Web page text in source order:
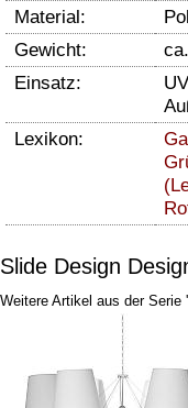
Material:
Gewicht:
Einsatz:
Lexikon:
Slide Design
Weitere Artikel aus der Serie